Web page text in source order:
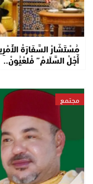
مُسْتَشَارْ السَّفَارَةْ
أَجْلْ السَّلَامْ” فْلعْيُونْ..
مجتمع